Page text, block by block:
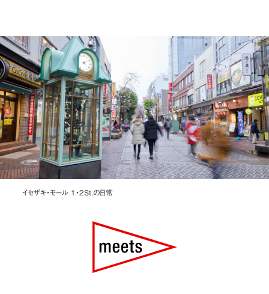
イセザキ・モール 1・2St.の日常